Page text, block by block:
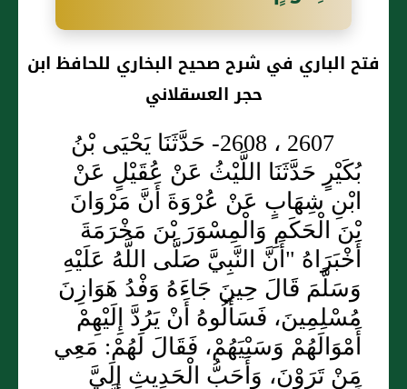
فتح الباري في شرح صحيح البخاري للحافظ ابن
حجر العسقلاني
2607 ، 2608- حَدَّثَنَا يَحْيَى بْنُ
بُكَيْرٍ حَدَّثَنَا اللَّيْثُ عَنْ عُقَيْلٍ عَنْ
ابْنِ شِهَابٍ عَنْ عُرْوَةَ أَنَّ مَرْوَانَ
بْنَ الْحَكَمِ وَالْمِسْوَرَ بْنَ مَخْرَمَةَ
أَخْبَرَاهُ "أَنَّ النَّبِيَّ صَلَّى اللَّهُ عَلَيْهِ
وَسَلَّمَ قَالَ حِينَ جَاءَهُ وَفْدُ هَوَازِنَ
مُسْلِمِينَ، فَسَأَلُوهُ أَنْ يَرُدَّ إِلَيْهِمْ
أَمْوَالَهُمْ وَسَبْيَهُمْ، فَقَالَ لَهُمْ: مَعِي
مَنْ تَرَوْنَ، وَأَحَبُّ الْحَدِيثِ إِلَيَّ